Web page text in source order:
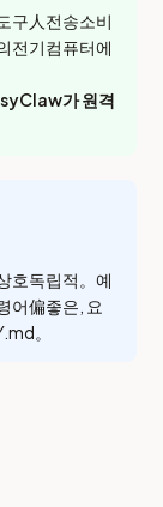
구人전송소비
전기컴퓨터에
가 원격
호독립적。예
어偏좋은, 요
。